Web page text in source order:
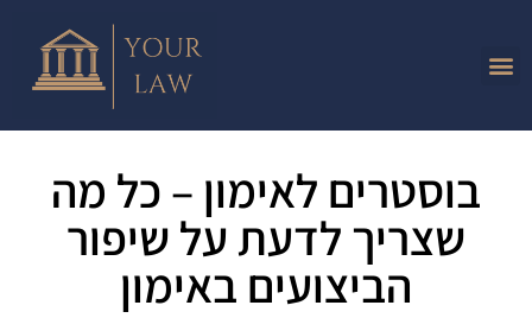
בוסטרים לאימון – כל מה
שצריך לדעת על שיפור
הביצועים באימון